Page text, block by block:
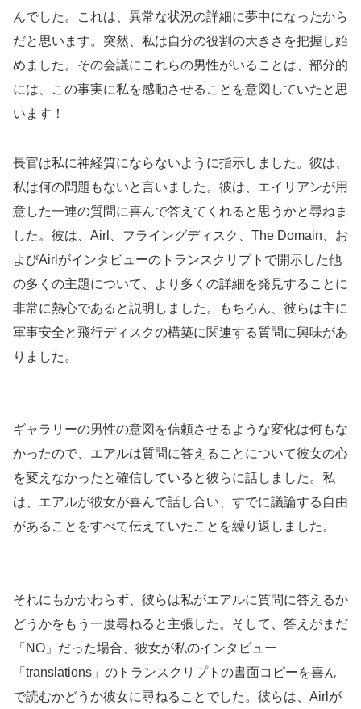
んでした。これは、異常な状況の詳細に夢中になったから
だと思います。突然、私は自分の役割の大きさを把握し始
めました。その会議にこれらの男性がいることは、部分的
には、この事実に私を感動させることを意図していたと思
います！
長官は私に神経質にならないように指示しました。彼は、
私は何の問題もないと言いました。彼は、エイリアンが用
意した一連の質問に喜んで答えてくれると思うかと尋ねま
した。彼は、Airl、フライングディスク、The Domain、お
よびAirlがインタビューのトランスクリプトで開示した他
の多くの主題について、より多くの詳細を発見することに
非常に熱心であると説明しました。もちろん、彼らは主に
軍事安全と飛行ディスクの構築に関連する質問に興味があ
りました。
ギャラリーの男性の意図を信頼させるような変化は何もな
かったので、エアルは質問に答えることについて彼女の心
を変えなかったと確信していると彼らに話しました。私
は、エアルが彼女が喜んで話し合い、すでに議論する自由
があることをすべて伝えていたことを繰り返しました。
それにもかかわらず、彼らは私がエアルに質問に答えるか
どうかをもう一度尋ねると主張した。そして、答えがまだ
「NO」だった場合、彼女が私のインタビュー
「translations」のトランスクリプトの書面コピーを喜ん
で読むかどうか彼女に尋ねることでした。彼らは、Airlが